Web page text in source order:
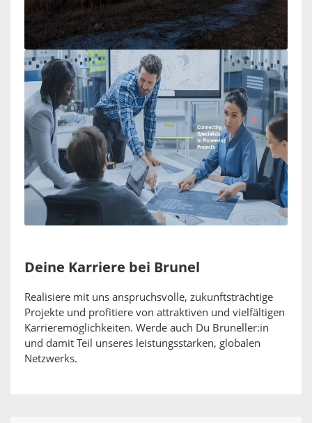
Deine Karriere bei Brunel
Realisiere mit uns anspruchsvolle, zukunftsträchtige
Projekte und profitiere von attraktiven und vielfältigen
Karrieremöglichkeiten. Werde auch Du Bruneller:in
und damit Teil unseres leistungsstarken, globalen
Netzwerks.